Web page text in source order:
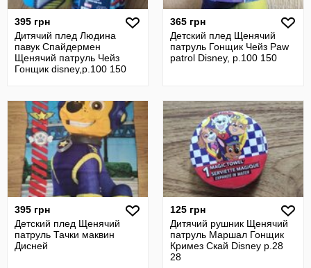
395 грн
Дитячий плед Людина
павук Спайдермен
Щенячий патруль Чейз
Гонщик disney,р.100 150
365 грн
Детский плед Щенячий
патруль Гонщик Чейз Paw
patrol Disney, р.100 150
395 грн
Детский плед Щенячий
патруль Тачки маквин
Дисней
125 грн
Дитячий рушник Щенячий
патруль Маршал Гонщик
Кримез Скай Disney р.28
28